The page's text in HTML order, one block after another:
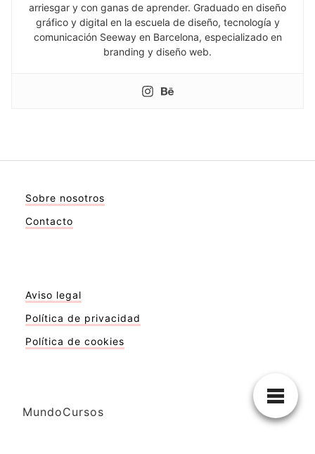
arriesgar y con ganas de aprender. Graduado en diseño
gráfico y digital en la escuela de diseño, tecnología y
comunicación Seeway en Barcelona, especializado en
branding y diseño web.
Sobre nosotros
Contacto
Aviso legal
Política de privacidad
Política de cookies
MundoCursos